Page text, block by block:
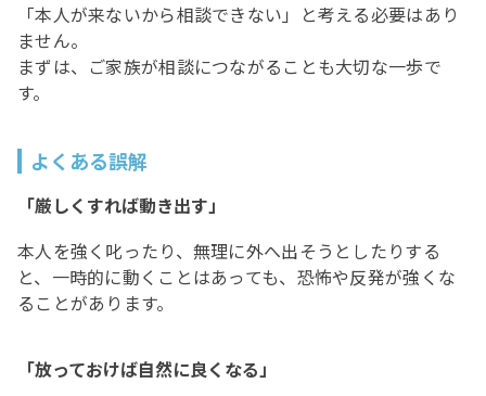
「本人が来ないから相談できない」と考える必要はあり
ません。
まずは、ご家族が相談につながることも大切な一歩で
す。
よくある誤解
「厳しくすれば動き出す」
本人を強く叱ったり、無理に外へ出そうとしたりする
と、一時的に動くことはあっても、恐怖や反発が強くな
ることがあります。
「放っておけば自然に良くなる」